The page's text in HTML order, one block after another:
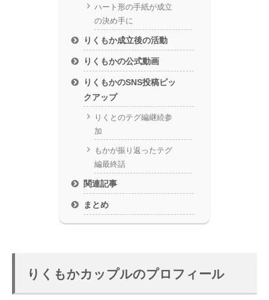
ハート形の手紙が成立
の決め手に
りくもか成立後の活動
りくもかの公式動画
りくもかのSNS投稿ピッ
クアップ
りくとのテグ編継続参
加
もかが振り返ったテグ
編最終話
関連記事
まとめ
りくもかカップルのプロフィール